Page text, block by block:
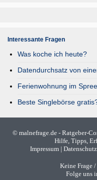
Interessante Fragen
Was koche ich heute?
Datendurchsatz von
Ferienwohnung im
Beste Singlebörse
© malnefrage.de - Ratgeber-
Hilfe, Tipps,
Impressum | Datenschutz
Keine Frage
Folge uns